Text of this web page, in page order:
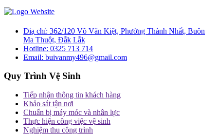
Điạ chỉ: 362/120 Võ Văn Kiệt, Phường Thành Nhất, Buôn
Ma Thuột, Đắk Lắk
Hotline: 0325 713 714
Email: buivanmy496@gmail.com
Quy Trình Vệ Sinh
Tiếp nhận thông tin khách hàng
Khảo sát tận nơi
Chuẩn bị máy móc và nhân lực
Thực hiện công việc vệ sinh
Nghiệm thu công trình